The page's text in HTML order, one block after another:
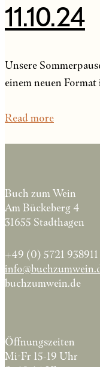
11.10.24
Unsere
einem neuen
Read more
Buch zum Wein
Am Bückeberg 4
31655 Stadthagen
+49 (0) 5721 938911
buchzumwein.de
Öffnungszeiten
Mi-Fr 15-19 Uhr